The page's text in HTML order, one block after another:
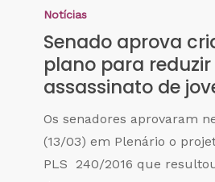
Notícias
Senado aprova
plano para reduzir
assassinato de
Os senadores aprovaram
(13/03) em Plenário o
PLS 240/2016 que